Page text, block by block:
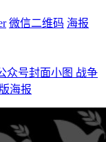
微信二维码 海报
众号封面小图 战争
海报